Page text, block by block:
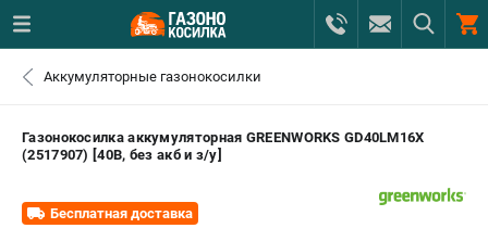
0 ₽
Аккумуляторные газонокосилки
Газонокосилка аккумуляторная GREENWORKS GD40LM16X
(2517907) [40В, без акб и з/у]
Бесплатная доставка